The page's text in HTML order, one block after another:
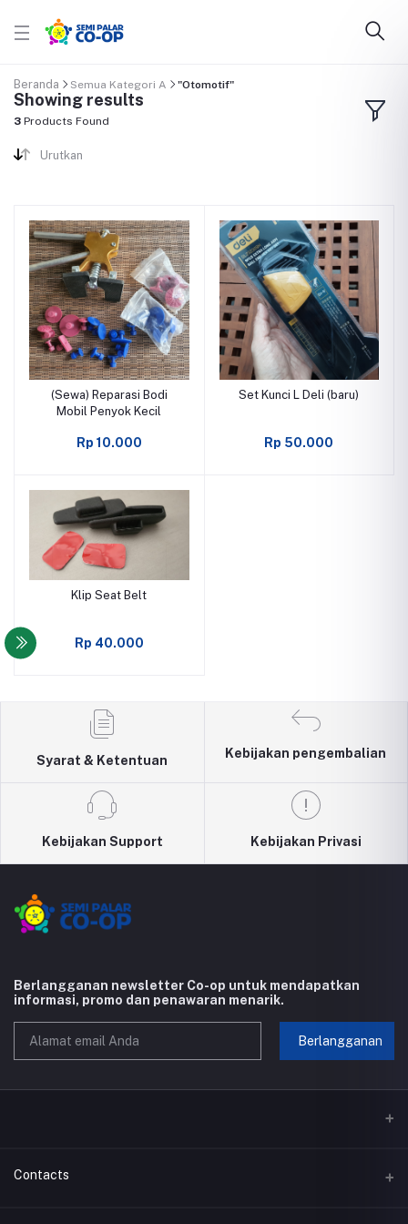
Beranda Semua Kategori A "Otomotif"
Showing results
3 Products Found
Urutkan
(Sewa) Reparasi Bodi
Mobil Penyok Kecil
Rp 10.000
Set Kunci L Deli (baru)
Rp 50.000
Klip Seat Belt
Rp 40.000
Syarat & Ketentuan
Kebijakan pengembalian
Kebijakan Support Kebijakan Privasi
Berlangganan newsletter Co-op untuk mendapatkan
informasi, promo dan penawaran menarik.
Berlangganan
Contacts